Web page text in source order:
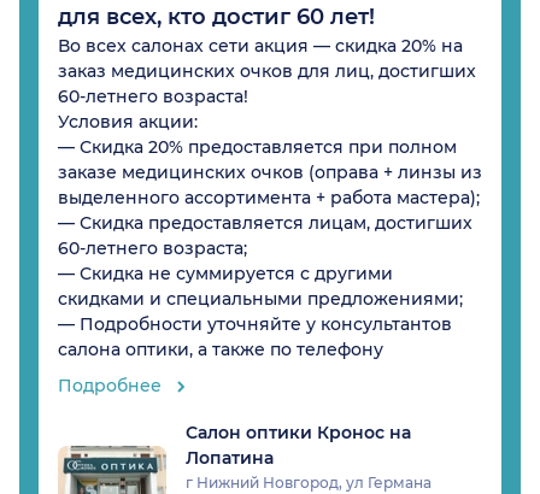
для всех, кто достиг 60 лет!
Во всех салонах сети акция — скидка 20% на
заказ медицинских очков для лиц, достигших
60-летнего возраста!
Условия акции:
— Скидка 20% предоставляется при полном
заказе медицинских очков (оправа + линзы из
выделенного ассортимента + работа мастера);
— Скидка предоставляется лицам, достигших
60-летнего возраста;
— Скидка не суммируется с другими
скидками и специальными предложениями;
— Подробности уточняйте у консультантов
салона оптики, а также по телефону
Подробнее
Салон оптики Кронос на
Лопатина
г Нижний Новгород, ул Германа